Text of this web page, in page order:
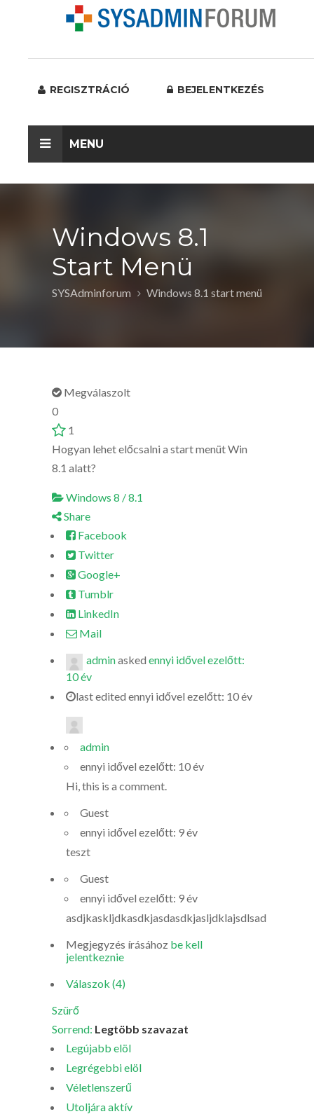
REGISZTRÁCIÓ BEJELENTKEZÉS
MENU
Windows 8.1
Start Menü
SYSAdminforum Windows 8.1 start menü
Megválaszolt
0
1
Hogyan lehet előcsalni a start menüt Win
8.1 alatt?
Windows 8 / 8.1
Share
Facebook
Twitter
Google+
Tumblr
LinkedIn
Mail
adminasked ennyi idővel ezelőtt:
10 év
last edited ennyi idővel ezelőtt: 10 év
admin
ennyi idővel ezelőtt: 10 év
Hi, this is a comment.
Guest
ennyi idővel ezelőtt: 9 év
teszt
Guest
ennyi idővel ezelőtt: 9 év
asdjkaskljdkasdkjasdasdkjasljdklajsdlsad
Megjegyzés írásához be kell
jelentkeznie
Válaszok (4)
Szürő
Sorrend: Legtöbb szavazat
Legújabb elöl
Legrégebbi elöl
Véletlenszerű
Utoljára aktív